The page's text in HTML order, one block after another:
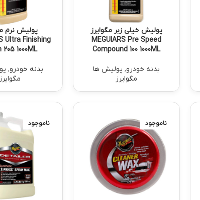
پولیش خیلی زبر مگوایرز
MEGUIARS Pre Speed
Compound 100 1000ML
بدنه خودرو, پولیش ها
مگوایرز
پولیش نرم
Ultra Finishing
1000ML
بدنه خودرو,
مگوایرز
ناموجود ناموجود